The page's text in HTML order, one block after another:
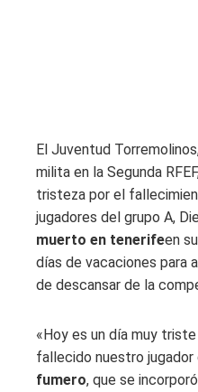
El Juventud
milita en la Segunda
tristeza por el
jugadores del grupo A,
muerto en tenerifeen
días de vacaciones para
de descansar de la
«Hoy es un día muy
fallecido nuestro jugador
fumero, que se